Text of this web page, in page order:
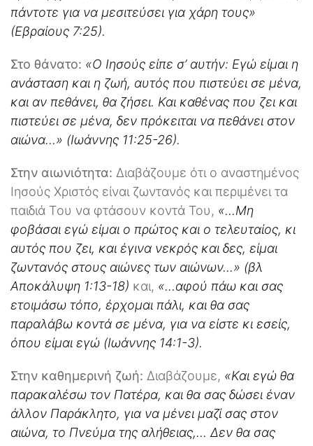
πάντοτε για να μεσιτεύσει για χάρη τους»
(Εβραίους 7:25).
Στο θάνατο: «Ο Ιησούς είπε σ’ αυτήν: Εγώ είμαι η
ανάσταση και η ζωή, αυτός που πιστεύει σε μένα,
και αν πεθάνει, θα ζήσει. Και καθένας που ζει και
πιστεύει σε μένα, δεν πρόκειται να πεθάνει στον
αιώνα…» (Ιωάννης 11:25-26).
Στην αιωνιότητα: Διαβάζουμε ότι ο αναστημένος
Ιησούς Χριστός είναι ζωντανός και περιμένει τα
παιδιά Tου να φτάσουν κοντά Του, «…Μη
φοβάσαι εγώ είμαι ο πρώτος και ο τελευταίος, κι
αυτός που ζει, και έγινα νεκρός και δες, είμαι
ζωντανός στους αιώνες των αιώνων…» (βλ
Αποκάλυψη 1:13-18) και, «…αφού πάω και σας
ετοιμάσω τόπο, έρχομαι πάλι, και θα σας
παραλάβω κοντά σε μένα, για να είστε κι εσείς,
όπου είμαι εγώ (Ιωάννης 14:1-3).
Στην καθημερινή ζωή: Διαβάζουμε, «Και εγώ θα
παρακαλέσω τον Πατέρα, και θα σας δώσει έναν
άλλον Παράκλητο, για να μένει μαζί σας στον
αιώνα, το Πνεύμα της αλήθειας,… Δεν θα σας